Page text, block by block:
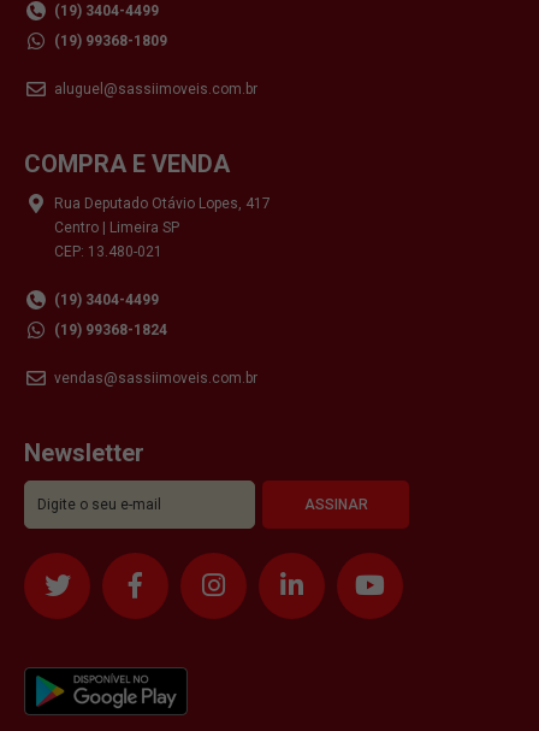
(19) 3404-4499
(19) 99368-1809
aluguel@sassiimoveis.com.br
COMPRA E VENDA
Rua Deputado Otávio Lopes, 417
Centro | Limeira SP
CEP: 13.480-021
(19) 3404-4499
(19) 99368-1824
vendas@sassiimoveis.com.br
Newsletter